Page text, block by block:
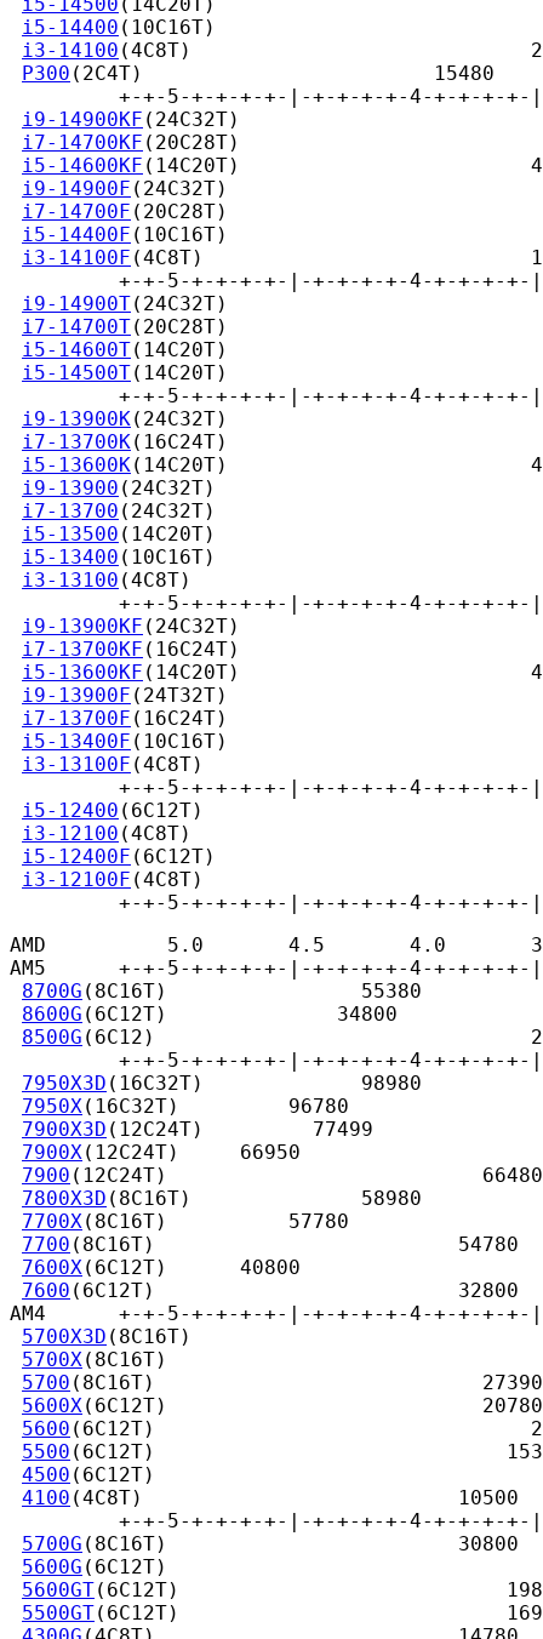
i5-14400 (10C16T)
i3-14100 (4C8T)
P300 (2C4T)                        15480
+-+-5-+-+-+-+-|-+-+-+-+-4-+-+-+-
i9-14900KF (24C32T)
i7-14700KF (20C28T)
i5-14600KF (14C20T)
i9-14900F (24C32T)
i7-14700F (20C28T)
i5-14400F (10C16T)
i3-14100F (4C8T)
+-+-5-+-+-+-+-|-+-+-+-+-4-+-+-+-
i9-14900T(24C32T)
i7-14700T(20C28T)
i5-14600T(14C20T)
i5-14500T(14C20T)
+-+-5-+-+-+-+-|-+-+-+-+-4-+-+-+-
i9-13900K(24C32T)
i7-13700K(16C24T)
i5-13600K(14C20T)
i9-13900 (24C32T)
i7-13700 (24C32T)
i5-13500 (14C20T)
i5-13400 (10C16T)
i3-13100 (4C8T)
+-+-5-+-+-+-+-|-+-+-+-+-4-+-+-+-
i9-13900KF (24C32T)
i7-13700KF (16C24T)
i5-13600KF (14C20T)
i9-13900F (24T32T)
i7-13700F (16C24T)
i5-13400F (10C16T)
i3-13100F (4C8T)
+-+-5-+-+-+-+-|-+-+-+-+-4-+-+-+-
i5-12400 (6C12T)
i3-12100 (4C8T)
i5-12400F (6C12T)
i3-12100F
+-+-5-+-+-+-+-|-+-+-+-+-4-+-+-+-
AMD          5.0       4.5       4.0
AM5      +-+-5-+-+-+-+-|-+-+-+-+-4-+-+-+-+-|-
8700G (8C16T)                55380
8600G (6C12T)              34800
8500G (6C12)
+-+-5-+-+-+-+-|-+-+-+-+-4-+-+-+-
7950X3D (16C32T)             98980
7950X (16C32T)         96780
7900X3D (12C24T)         77499
7900X (12C24T)     66950
7900 (12C24T)                          66480
7800X3D (8C16T)              58980
7700X (8C16T)          57780
7700 (8C16T)                         54780
7600X (6C12T)      40800
7600 (6C12T)                         32800
AM4      +-+-5-+-+-+-+-|-+-+-+-+-4-+-+-+-+-|-
5700X3D (8C16T)
5700X (8C16T)
5700 (8C16T)                           27390
5600X (6C12T)                          20780
5600 (6C12T)
5500 (6C12T)
4500 (6C12T)
4100 (4C8T)                          10500
+-+-5-+-+-+-+-|-+-+-+-+-4-+-+-+-
5700G (8C16T)                        30800
5600G (6C12T)
5600GT(6C12T)
5500GT(6C12T)